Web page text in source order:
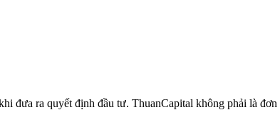
ra quyết định đầu tư. ThuanCapital không phải là đơn